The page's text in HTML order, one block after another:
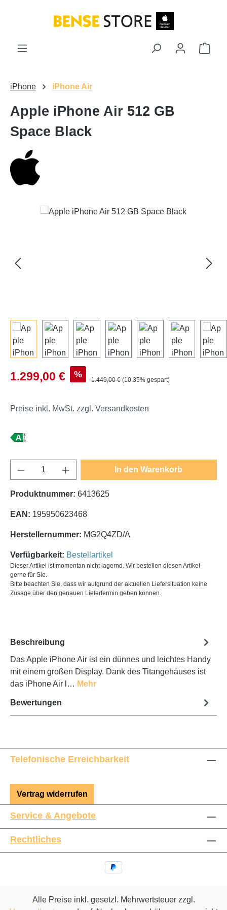
iPhone iPhone Air
Apple iPhone Air 512 GB
Space Black
Bildergalerie überspringen
Verkaufspreis:
1.299,00 € % Regulärer Preis:
1.449,00 € (10.35% gespart)
Preise inkl. MwSt. zzgl. Versandkosten
Produkt Anzahl: Gib den gewünschten
In den Warenkorb
Produktnummer: 6413625
EAN: 195950623468
Herstellernummer: MG2Q4ZD/A
Verfügbarkeit: Bestellartikel
Dieser Artikel ist momentan nicht lagernd. Wir bestellen diesen Artikel
gerne für Sie.
Bitte beachten Sie, dass wir aufgrund der aktuellen Liefersituation keine
Zusage über den genauen Liefertermin geben können.
Beschreibung
Das Apple iPhone Air ist ein dünnes und leichtes Handy
mit einem großen Display. Dank des Titangehäuses ist
das iPhone Air l… Mehr
Bewertungen
Telefonische Erreichbarkeit
Vertrag widerrufen
Service & Angebote
Rechtliches
Alle Preise inkl. gesetzl. Mehrwertsteuer zzgl.